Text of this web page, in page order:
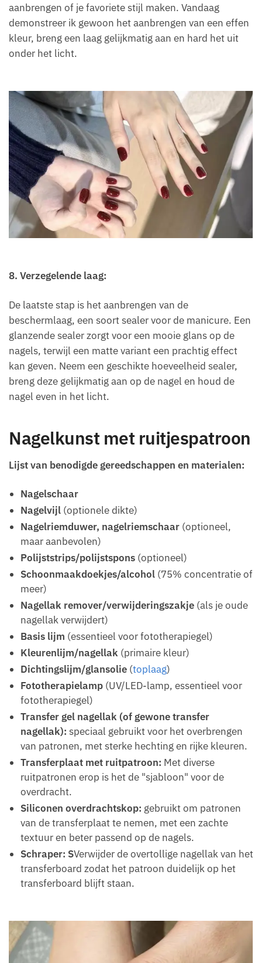
aanbrengen of je favoriete stijl maken. Vandaag
demonstreer ik gewoon het aanbrengen van een effen
kleur, breng een laag gelijkmatig aan en hard het uit
onder het licht.
8. Verzegelende laag:
De laatste stap is het aanbrengen van de
beschermlaag, een soort sealer voor de manicure. Een
glanzende sealer zorgt voor een mooie glans op de
nagels, terwijl een matte variant een prachtig effect
kan geven. Neem een geschikte hoeveelheid sealer,
breng deze gelijkmatig aan op de nagel en houd de
nagel even in het licht.
Nagelkunst met ruitjespatroon
Lijst van benodigde gereedschappen en materialen:
Nagelschaar
Nagelvijl (optionele dikte)
Nagelriemduwer, nagelriemschaar (optioneel,
maar aanbevolen)
Polijststrips/polijstspons (optioneel)
Schoonmaakdoekjes/alcohol (75% concentratie of
meer)
Nagellak remover/verwijderingszakje (als je oude
nagellak verwijdert)
Basis lijm (essentieel voor fototherapiegel)
Kleurenlijm/nagellak (primaire kleur)
Dichtingslijm/glansolie (toplaag)
Fototherapielamp (UV/LED-lamp, essentieel voor
fototherapiegel)
Transfer gel nagellak (of gewone transfer
nagellak): speciaal gebruikt voor het overbrengen
van patronen, met sterke hechting en rijke kleuren.
Transferplaat met ruitpatroon: Met diverse
ruitpatronen erop is het de "sjabloon" voor de
overdracht.
Siliconen overdrachtskop: gebruikt om patronen
van de transferplaat te nemen, met een zachte
textuur en beter passend op de nagels.
Schraper: SVerwijder de overtollige nagellak van het
transferboard zodat het patroon duidelijk op het
transferboard blijft staan.